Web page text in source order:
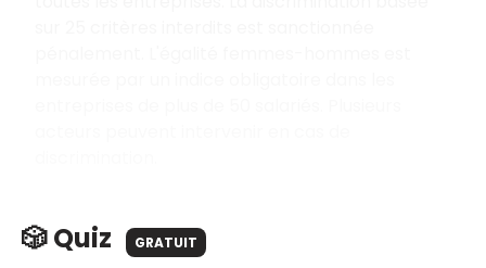
🎲 Quiz GRATUIT